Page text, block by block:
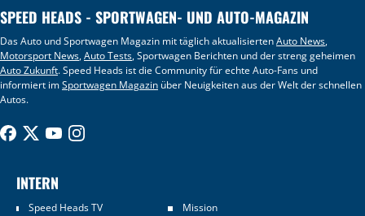
SPEED HEADS - SPORTWAGEN- UND AUTO-MAGAZIN
Das Auto und Sportwagen Magazin mit täglich aktualisiertenAuto News,
Motorsport News,Auto Tests, Sportwagen Berichten und der streng geheimen
Auto Zukunft. Speed Heads ist die Community für echte Auto-Fans und
informiert imSportwagen Magazin über Neuigkeiten aus der Welt der schnellen
Autos.
INTERN
Speed Heads TV
Mission